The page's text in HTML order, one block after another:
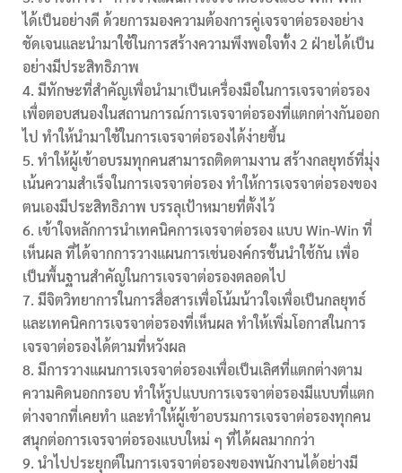
ได้เป็นอย่างดี ด้วยการมองความต้องการคู่เจรจาต่อรองอย่าง
ชัดเจนและนำมาใช้ในการสร้างความพึงพอใจทั้ง 2 ฝ่ายได้เป็น
อย่างมีประสิทธิภาพ
มีทักษะที่สำคัญเพื่อนำมาเป็นเครื่องมือในการเจรจาต่อรอง
เพื่อตอบสนองในสถานการณ์การเจรจาต่อรองที่แตกต่างกันออก
ไป ทำให้นำมาใช้ในการเจรจาต่อรองได้ง่ายขึ้น
ทำให้ผู้เข้าอบรมทุกคนสามารถติดตามงาน สร้างกลยุทธ์ที่มุ่ง
เน้นความสำเร็จในการเจรจาต่อรอง ทำให้การเจรจาต่อรองของ
ตนเองมีประสิทธิภาพ บรรลุเป้าหมายที่ตั้งไว้
เข้าใจหลักการนำเทคนิคการเจรจาต่อรอง แบบ Win-Win ที่
เห็นผล ที่ได้จากการวางแผนการเช่นองค์กรชั้นนำใช้กัน เพื่อ
เป็นพื้นฐานสำคัญในการเจรจาต่อรองตลอดไป
มีจิตวิทยาการในการสื่อสารเพื่อโน้มน้าวใจเพื่อเป็นกลยุทธ์
และเทคนิคการเจรจาต่อรองที่เห็นผล ทำให้เพิ่มโอกาสในการ
เจรจาต่อรองได้ตามที่หวังผล
มีการวางแผนการเจรจาต่อรองเพื่อเป็นเลิศที่แตกต่างตาม
ความคิดนอกกรอบ ทำให้รูปแบบการเจรจาต่อรองมีแบบที่แตก
ต่างจากที่เคยทำ และทำให้ผู้เข้าอบรมการเจรจาต่อรองทุกคน
สนุกต่อการเจรจาต่อรองแบบใหม่ ๆ ที่ได้ผลมากกว่า
นำไปประยุกต์ในการเจรจาต่อรองของพนักงานได้อย่างมี